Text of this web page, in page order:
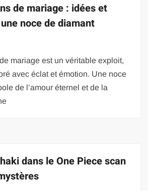
de mariage : idées et
noce de diamant
mariage est un véritable exploit,
avec éclat et émotion. Une noce
de l’amour éternel et de la
dans le One Piece scan